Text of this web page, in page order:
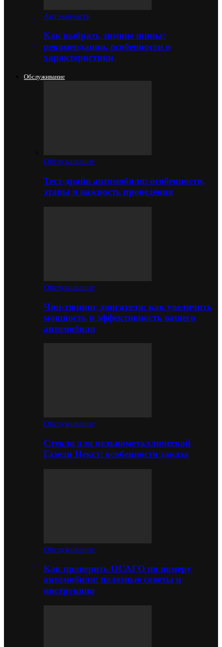
Автозапчасти
Как выбрать зимние шины:
рекомендации, особенности и
характеристики
Обслуживание
Обслуживание
Тест-драйв автомобиля: особенности,
этапы и важность проведения
Обслуживание
Чип-тюнинг двигателя: как увеличить
мощность и эффективность вашего
автомобиля
Обслуживание
Стекло для цельнометаллической
Газели Некст: особенности заказа
Обслуживание
Как проверить ОСАГО по номеру
автомобиля: полезные советы и
инструкция